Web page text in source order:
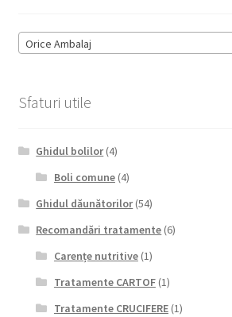
Orice Ambalaj
Sfaturi utile
Ghidul bolilor(4)
Boli comune(4)
Ghidul dăunătorilor(54)
Recomandări tratamente (6)
Carențe nutritive(1)
Tratamente CARTOF(1)
Tratamente CRUCIFERE(1)